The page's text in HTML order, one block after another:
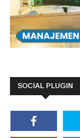
SOCIAL PLUGIN